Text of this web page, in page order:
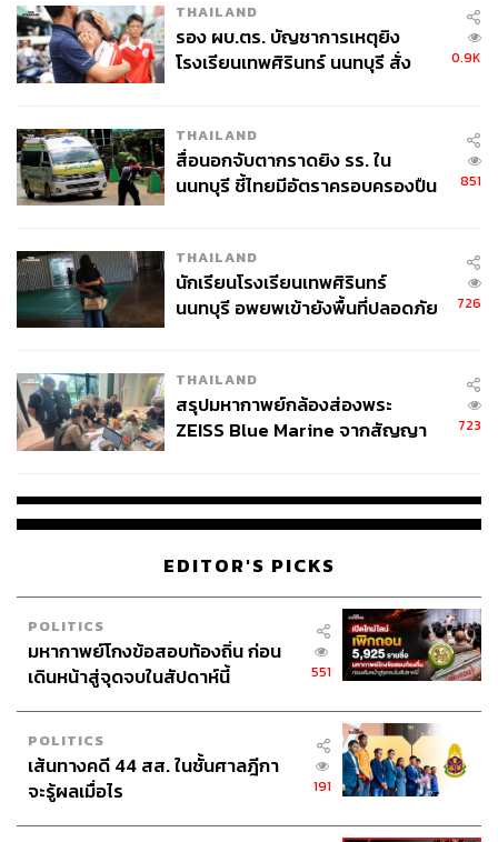
THAILAND
รอง ผบ.ตร. บัญชาการเหตุยิง
โรงเรียนเทพศิรินทร์ นนทบุรี สั่ง
0.9K
THAILAND
สื่อนอกจับตากราดยิง รร. ใน
นนทบุรี ชี้ไทยมีอัตราครอบครองปืน
851
THAILAND
นักเรียนโรงเรียนเทพศิรินทร์
นนทบุรี อพยพเข้ายังพื้นที่ปลอดภัย
726
THAILAND
สรุปมหากาพย์กล้องส่องพระ
ZEISS Blue Marine จากสัญญา
จ่ายหนี้-แอบระบุแบรนด์
723
EDITOR'S PICKS
POLITICS
มหากาพย์โกงข้อสอบท้องถิ่น ก่อน
เดินหน้าสู่จุดจบในสัปดาห์นี้
551
POLITICS
เส้นทางคดี 44 สส. ในชั้นศาลฎีกา
จะรู้ผลเมื่อไร
191